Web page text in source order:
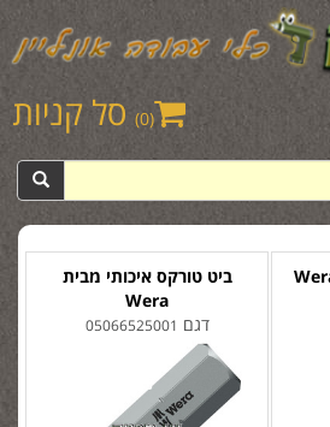
(0) סל קניות
ביט טורקס איכותי מבית
Wera
דגם 05066525001